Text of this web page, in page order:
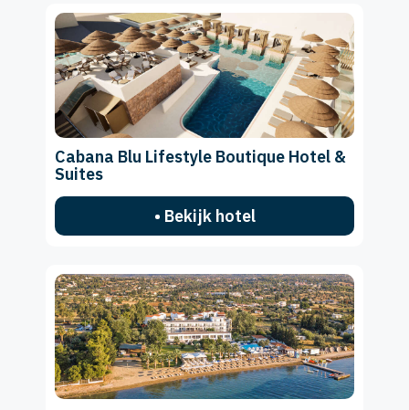
Cabana Blu Lifestyle Boutique Hotel &
Suites
• Bekijk hotel